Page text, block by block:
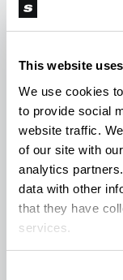
This website
We use cookies
to provide social
website traffic.
of our site with
analytics
data with other
that they have
services.
poprawiającym
Przeczytaj na
Czy CBD może
Czy marihuana
chorych
Limonen